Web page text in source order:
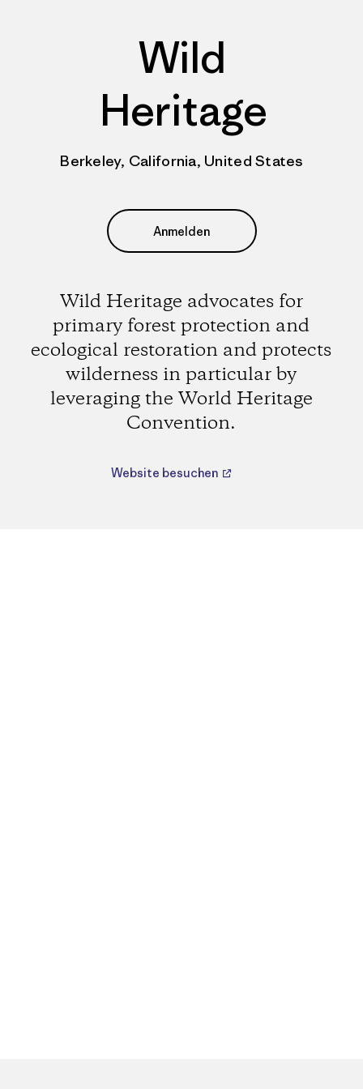
Wild
Heritage
Berkeley, California, United States
Anmelden
Wild Heritage advocates for
primary forest protection and
ecological restoration and protects
wilderness in particular by
leveraging the World Heritage
Convention.
Website besuchen